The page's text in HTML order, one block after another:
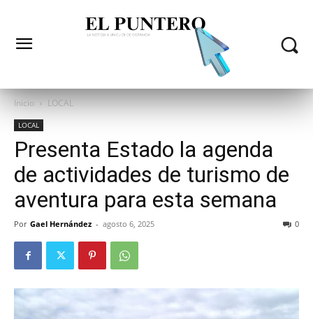
Inicio LOCAL
LOCAL
Presenta Estado la agenda
de actividades de turismo de
aventura para esta semana
Por Gael Hernández - agosto 6, 2025 0